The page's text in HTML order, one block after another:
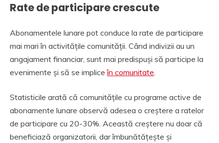
Rate de participare crescute
Abonamentele lunare pot conduce la rate de participare
mai mari în activitățile comunității. Când indivizii au un
angajament financiar, sunt mai predispuși să participe la
evenimente și să se impliceîn comunitate.
Statisticile arată că comunitățile cu programe active de
abonamente lunare observă adesea o creștere a ratelor
de participare cu 20-30%. Această creștere nu doar că
beneficiază organizatorii, dar îmbunătățește și